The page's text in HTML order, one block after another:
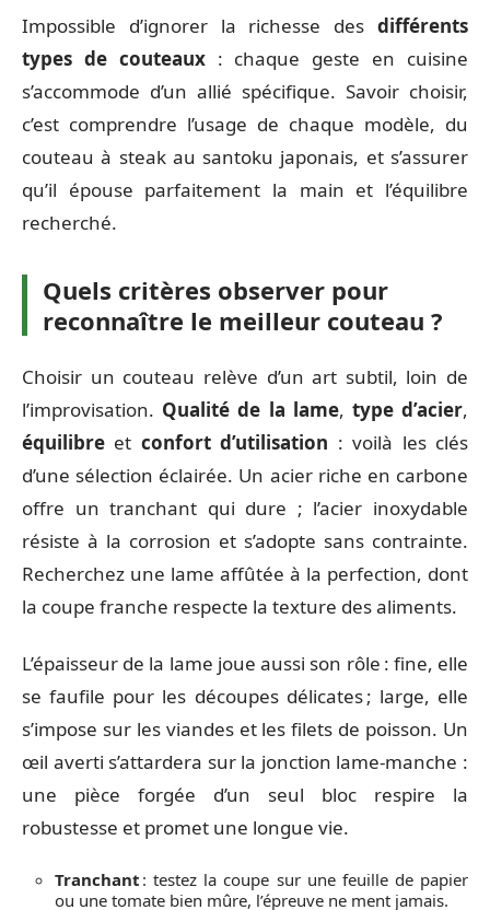
Impossible d’ignorer la richesse des différents
types de couteaux: chaque geste en cuisine
s’accommode d’un allié spécifique. Savoir choisir,
c’est comprendre l’usage de chaque modèle, du
couteau à steak au santoku japonais, et s’assurer
qu’il épouse parfaitement la main et l’équilibre
recherché.
Quels critères observer pour
reconnaître le meilleur couteau ?
Choisir un couteau relève d’un art subtil, loin de
l’improvisation. Qualité de la lame, type d’acier,
équilibre et confort d’utilisation : voilà les clés
d’une sélection éclairée. Un acier riche en carbone
offre un tranchant qui dure ; l’acier inoxydable
résiste à la corrosion et s’adopte sans contrainte.
Recherchez une lame affûtée à la perfection, dont
la coupe franche respecte la texture des aliments.
L’épaisseur de la lame joue aussi son rôle : fine, elle
se faufile pour les découpes délicates ; large, elle
s’impose sur les viandes et les filets de poisson. Un
œil averti s’attardera sur la jonction lame-manche :
une pièce forgée d’un seul bloc respire la
robustesse et promet une longue vie.
Tranchant : testez la coupe sur une feuille de papier
ou une tomate bien mûre, l’épreuve ne ment jamais.